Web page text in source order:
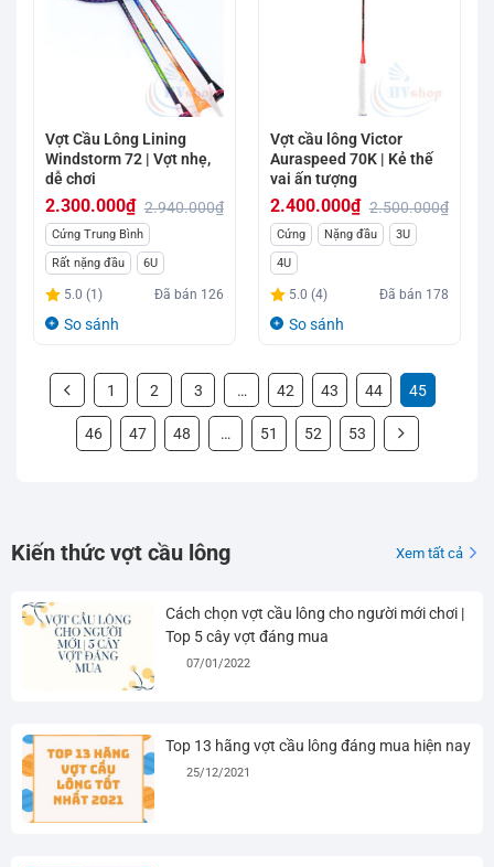
Vợt Cầu Lông Lining
Windstorm 72 | Vợt nhẹ,
dễ chơi
2.940.000₫
Giá
gốc
là:
2.940.000₫.
2.300.000₫
Giá
hiện
tại
là:
Cứng Trung Bình
Rất nặng đầu
6U
5.0 (1) Đã bán 126
So sánh
Vợt cầu lông Victor
Auraspeed 70K | Kẻ thế
vai ấn tượng
2.500.000₫
Giá
gốc
là:
2.500.000₫.
2.400.000₫
Giá
hiện
tại
là:
Cứng Nặng đầu
3U
4U
5.0 (4) Đã bán 178
So sánh
1 2 3 … 42 43 44 45
46 47 48 … 51 52 53
Kiến thức vợt cầu lông Xem tất cả
Cách chọn vợt cầu lông cho người mới chơi |
Top 5 cây vợt đáng mua
07/01/2022
Top 13 hãng vợt cầu lông đáng mua hiện nay
25/12/2021